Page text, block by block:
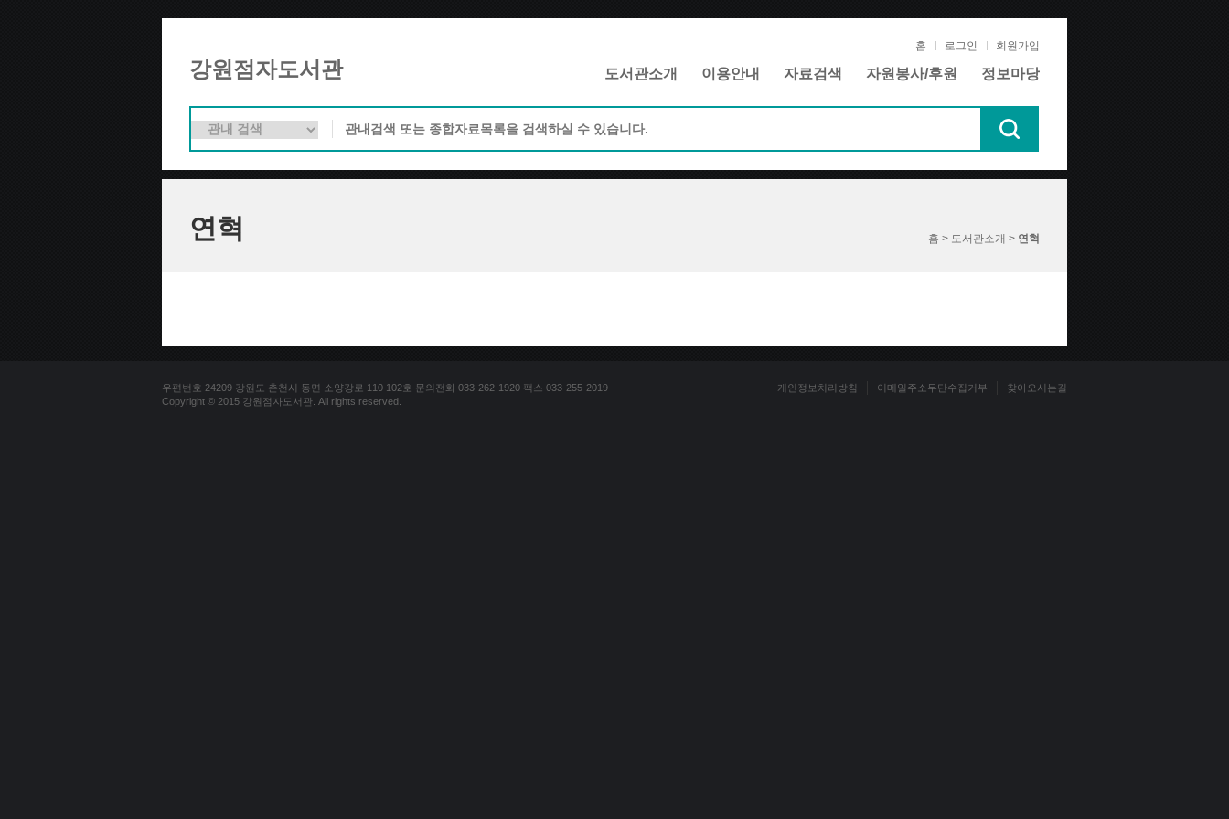
강원점자도서관
홈 로그인 회원가입
도서관소개 이용안내 자료검색 자원봉사/후원 정보마당
연혁 홈 > 도서관소개 > 연혁
우편번호 24209 강원도 춘천시 동면 소양강로 110 102호 문의전화 033-262-1920 팩스 033-255-2019
Copyright © 2015 강원점자도서관. All rights reserved.
개인정보처리방침 이메일주소무단수집거부 찾아오시는길